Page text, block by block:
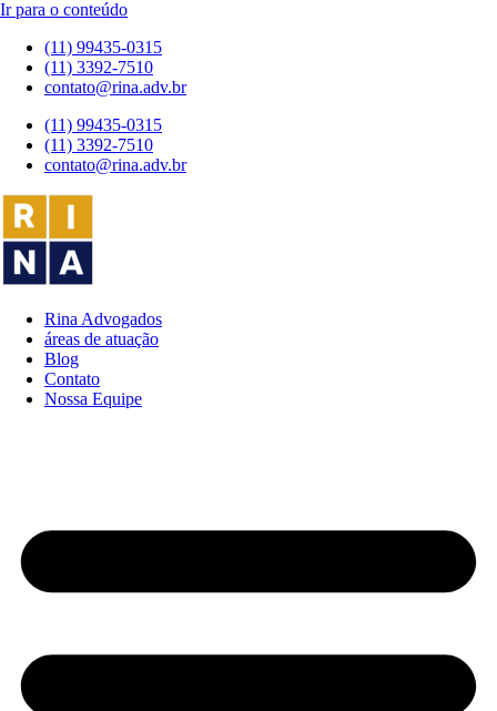
Ir para o conteúdo
(11) 99435-0315
(11) 3392-7510
contato@rina.adv.br
(11) 99435-0315
(11) 3392-7510
contato@rina.adv.br
Rina Advogados
áreas de atuação
Blog
Contato
Nossa Equipe